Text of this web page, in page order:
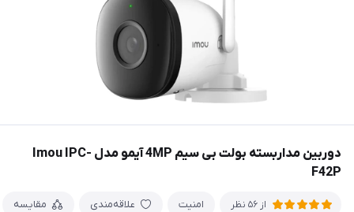
دوربین مداربسته بولت بی سیم 4MP آیمو مدل Imou IPC-
F42P
از 56 نظر امنیت علاقه‌مندی مقایسه